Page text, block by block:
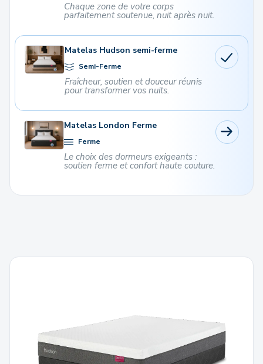
Chaque zone de votre corps
parfaitement soutenue, nuit après nuit.
Matelas Hudson semi-ferme
Semi-Ferme
Fraîcheur, soutien et douceur réunis
pour transformer vos nuits.
Matelas London Ferme
Ferme
Le choix des dormeurs exigeants :
soutien ferme et confort haute couture.